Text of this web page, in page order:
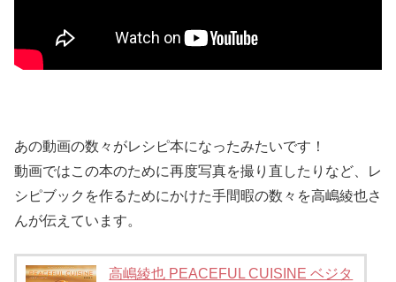
あの動画の数々がレシピ本になったみたいです！
動画ではこの本のために再度写真を撮り直したりなど、レ
シピブックを作るためにかけた手間暇の数々を高嶋綾也さ
んが伝えています。
高嶋綾也 PEACEFUL CUISINE ベジタ